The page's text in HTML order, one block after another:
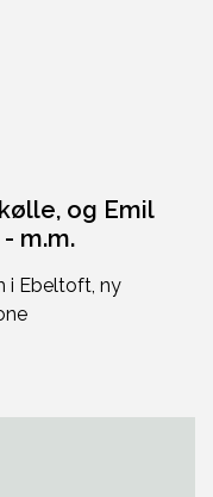
og Emil
m.m.
i Ebeltoft, ny